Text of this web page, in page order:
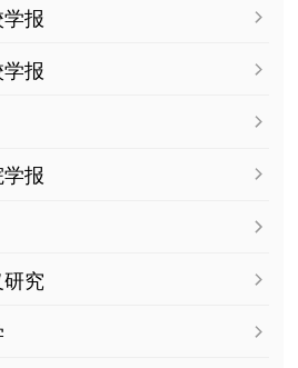
报
报
报
究